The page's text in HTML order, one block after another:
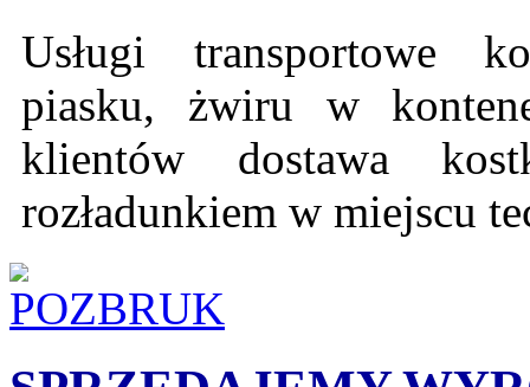
Usługi transportowe
piasku, żwiru w
klientów dostawa
rozładunkiem w miejscu